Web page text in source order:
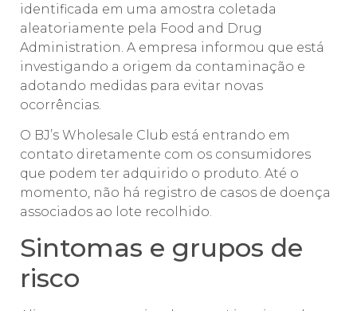
identificada em uma amostra coletada
aleatoriamente pela Food and Drug
Administration. A empresa informou que está
investigando a origem da contaminação e
adotando medidas para evitar novas
ocorrências.
O BJ’s Wholesale Club está entrando em
contato diretamente com os consumidores
que podem ter adquirido o produto. Até o
momento, não há registro de casos de doença
associados ao lote recolhido.
Sintomas e grupos de
risco